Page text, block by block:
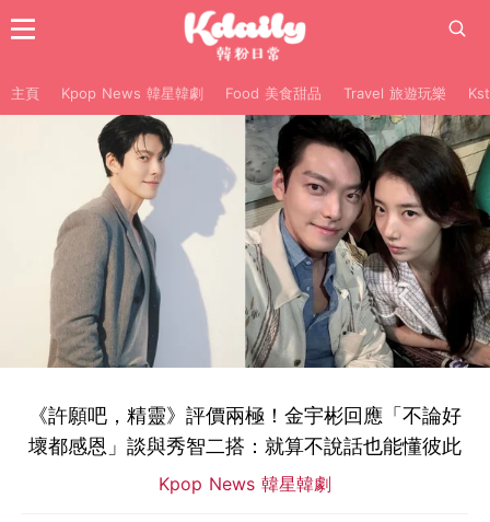
主頁 Kpop News 韓星韓劇 Food 美食甜品 Travel 旅遊玩樂
《許願吧，精靈》評價兩極！金宇彬回應「不論好
壞都感恩」談與秀智二搭：就算不說話也能懂彼此
Kpop News 韓星韓劇